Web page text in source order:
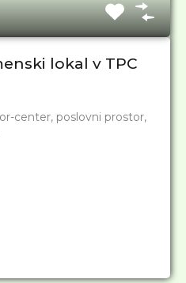
lokal v TPC
center, poslovni prostor,